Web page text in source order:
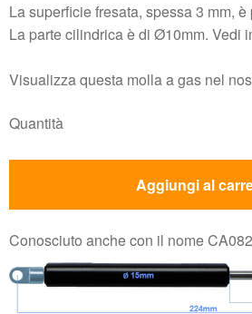
La superficie fresata, spessa 3 mm,
La parte cilindrica è di Ø10mm. Vedi
Visualizza questa molla a gas nel
Quantità
Aggiungi al
Conosciuto anche con il nome